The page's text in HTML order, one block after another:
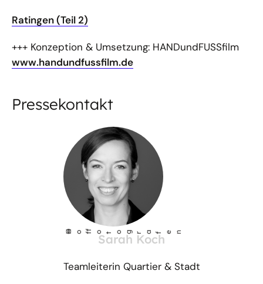
Ratingen (Teil 2)
+++ Konzeption & Umsetzung: HANDundFUSSfilm
www.handundfussfilm.de
Pressekontakt
©
Ho f
fotog r
a fen
Sarah Koch
Teamleiterin Quartier & Stadt